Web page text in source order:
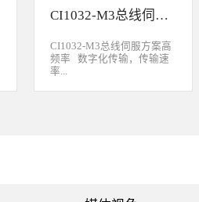
CI1032-M3总线伺服方案
CI1032-M3总线伺服方案高
频率 数字化传输，传输速
率...
合远距离的电机控制。网线